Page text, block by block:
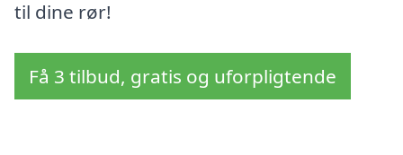
til dine rør!
Få 3 tilbud, gratis og uforpligtende